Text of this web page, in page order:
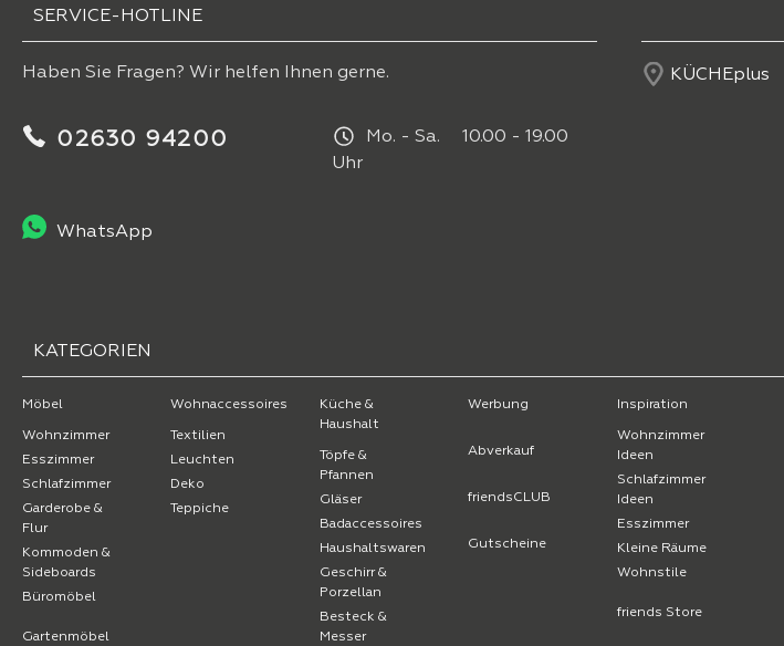
SERVICE-HOTLINE
Haben Sie Fragen? Wir helfen Ihnen gerne.
02630 94200
Mo. - Sa. 10.00 - 19.00
Uhr
WhatsApp
KÜCHEplus
KATEGORIEN
Möbel
Wohnzimmer
Esszimmer
Schlafzimmer
Garderobe &
Flur
Kommoden &
Sideboards
Büromöbel
Gartenmöbel
Wohnaccessoires
Textilien
Leuchten
Deko
Teppiche
Küche &
Haushalt
Töpfe &
Pfannen
Gläser
Badaccessoires
Haushaltswaren
Geschirr &
Porzellan
Besteck &
Messer
Werbung
Abverkauf
friendsCLUB
Gutscheine
Inspiration
Wohnzimmer
Ideen
Schlafzimmer
Ideen
Esszimmer
Kleine Räume
Wohnstile
friends Store